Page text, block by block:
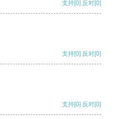
支持[0] 反对[0]
支持[0] 反对[0]
支持[0] 反对[0]